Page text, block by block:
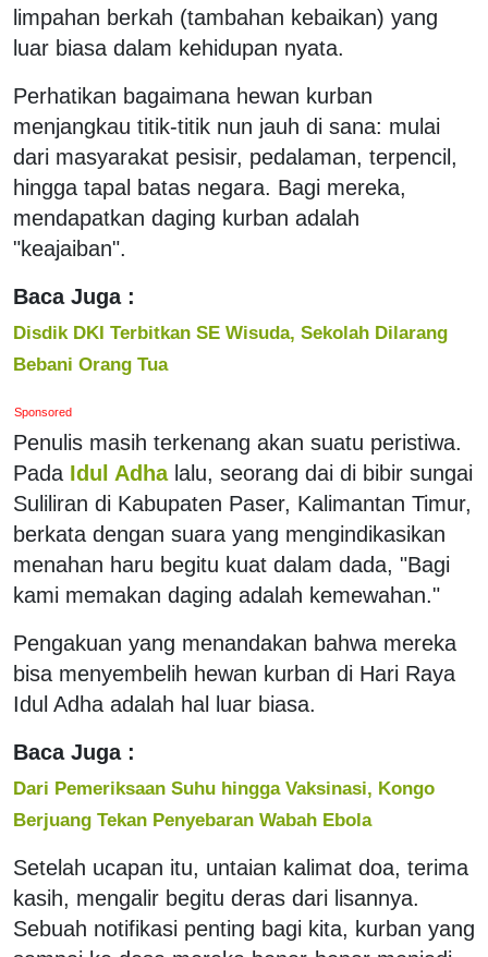
limpahan berkah (tambahan kebaikan) yang
luar biasa dalam kehidupan nyata.
Perhatikan bagaimana hewan kurban
menjangkau titik-titik nun jauh di sana: mulai
dari masyarakat pesisir, pedalaman, terpencil,
hingga tapal batas negara. Bagi mereka,
mendapatkan daging kurban adalah
"keajaiban".
Baca Juga :
Disdik DKI Terbitkan SE Wisuda, Sekolah Dilarang
Bebani Orang Tua
Sponsored
Penulis masih terkenang akan suatu peristiwa.
Pada Idul Adha lalu, seorang dai di bibir sungai
Suliliran di Kabupaten Paser, Kalimantan Timur,
berkata dengan suara yang mengindikasikan
menahan haru begitu kuat dalam dada, "Bagi
kami memakan daging adalah kemewahan."
Pengakuan yang menandakan bahwa mereka
bisa menyembelih hewan kurban di Hari Raya
Idul Adha adalah hal luar biasa.
Baca Juga :
Dari Pemeriksaan Suhu hingga Vaksinasi, Kongo
Berjuang Tekan Penyebaran Wabah Ebola
Setelah ucapan itu, untaian kalimat doa, terima
kasih, mengalir begitu deras dari lisannya.
Sebuah notifikasi penting bagi kita, kurban yang